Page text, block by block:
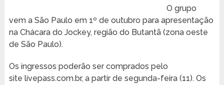
O grupo
vem a São Paulo em 1º de outubro para apresentação
na Chácara do Jockey, região do Butantã (zona oeste
de São Paulo).
Os ingressos poderão ser comprados pelo
site livepass.com.br, a partir de segunda-feira (11). Os